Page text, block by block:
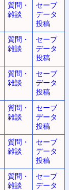
質問・
雑談
セーブ
データ
投稿
質問・
雑談
セーブ
データ
投稿
質問・
雑談
セーブ
データ
投稿
質問・
雑談
セーブ
データ
投稿
質問・
雑談
セーブ
データ
投稿
質問・
雑談
セーブ
データ